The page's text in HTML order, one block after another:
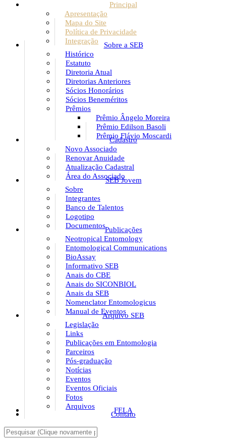
Principal
Apresentação
Mapa do Site
Política de Privacidade
Integração
Sobre a SEB
Histórico
Estatuto
Diretoria Atual
Diretorias Anteriores
Sócios Honorários
Sócios Beneméritos
Prêmios
Prêmio Ângelo Moreira
Prêmio Edilson Basoli
Prêmio Flávio Moscardi
Cadastro
Novo Associado
Renovar Anuidade
Atualização Cadastral
Área do Associado
SEB Jovem
Sobre
Integrantes
Banco de Talentos
Logotipo
DocumentosPublicações
Neotropical Entomology
Entomological Communications
BioAssay
Informativo SEB
Anais do CBE
Anais do SICONBIOL
Anais da SEB
Nomenclator Entomologicus
Manual de Eventos
Arquivo SEB
Legislação
Links
Publicações em Entomologia
Parceiros
Pós-graduação
Notícias
Eventos
Eventos Oficiais
Fotos
Arquivos
FELA
Contato